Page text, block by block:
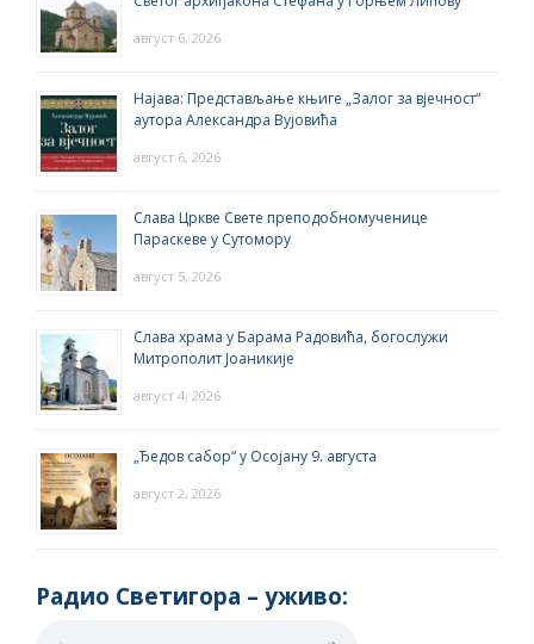
август 6, 2026
Најава: Представљање књиге „Залог за вјечност“
аутора Александра Вујовића
август 6, 2026
Слава Цркве Свете преподобномученице
Параскеве у Сутомору
август 5, 2026
Слава храма у Барама Радовића, богослужи
Митрополит Јоаникије
август 4, 2026
„Ђедов сабор“ у Осојану 9. августа
август 2, 2026
Радио Светигора – yживо: